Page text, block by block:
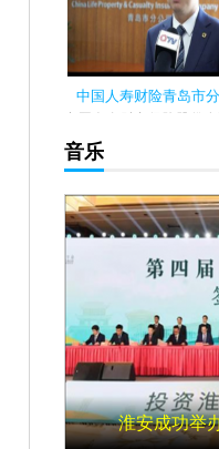
中国人寿财险青岛市
司青岛市分公司自成立以
终秉承...
音乐
淮安成功举